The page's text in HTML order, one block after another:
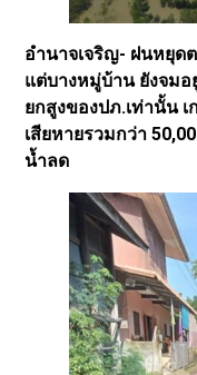
อำนาจเจริญ- ฝนหยุด
แต่บางหมู่บ้าน ยังจมอ
ยกสูงของปภ.เท่านั้น
เสียหายรวมกว่า
น้ำลด